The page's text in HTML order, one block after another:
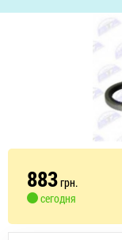
883грн.
сегодня